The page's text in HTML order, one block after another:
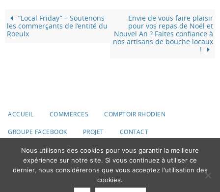
“Local Friday” – Soutenons
les commerçants de l’entité du
Roeulx
Envie de vous faire plaisir
pour vos repas de Noël et
Nouvel An ? Faites confiance à
nos artisans de bouche locaux
!
ACCUEIL COMMERCES COMPTOIR RHODIEN
GROUPE FACEBOOK PROJET CONTACT
© 2020 Ville du Roeulx
Fonctionne avecNirvana&WordPress.
Nous utilisons des cookies pour vous garantir la meilleure
expérience sur notre site. Si vous continuez à utiliser ce
dernier, nous considérerons que vous acceptez l'utilisation des
cookies.